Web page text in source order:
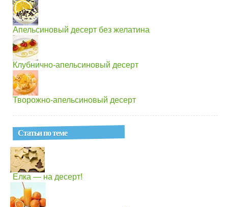
Апельсиновый десерт без желатина
Клубнично-апельсиновый десерт
Творожно-апельсиновый десерт
Статьи по теме
Елка — на десерт!